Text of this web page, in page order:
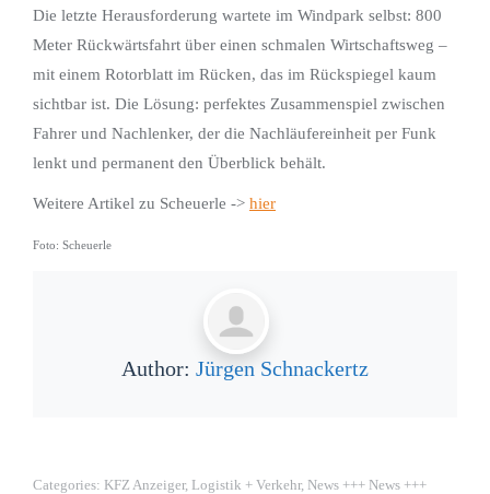
Die letzte Herausforderung wartete im Windpark selbst: 800
Meter Rückwärtsfahrt über einen schmalen Wirtschaftsweg –
mit einem Rotorblatt im Rücken, das im Rückspiegel kaum
sichtbar ist. Die Lösung: perfektes Zusammenspiel zwischen
Fahrer und Nachlenker, der die Nachläufereinheit per Funk
lenkt und permanent den Überblick behält.
Weitere Artikel zu Scheuerle -> hier
Foto: Scheuerle
Author: Jürgen Schnackertz
Categories: KFZ Anzeiger, Logistik + Verkehr, News +++ News +++